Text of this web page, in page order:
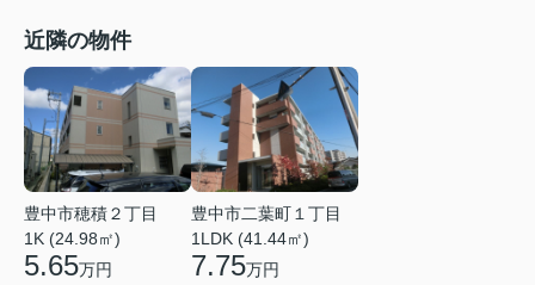
近隣の物件
豊中市穂積２丁目
1K (24.98㎡)
5.65万円
豊中市二葉町１丁目
1LDK (41.44㎡)
7.75万円